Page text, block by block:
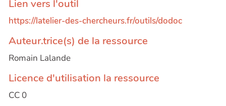
Lien vers l'outil
https://latelier-des-chercheurs.fr/outils/dodoc
Auteur.trice(s) de la ressource
Romain Lalande
Licence d'utilisation la ressource
CC 0